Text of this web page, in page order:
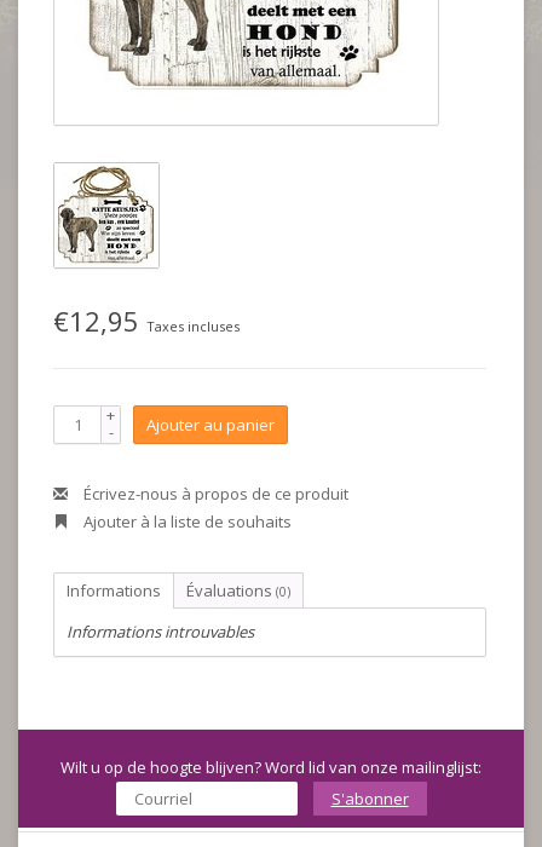
€12,95 Taxes incluses
+
- Ajouter au panier
Écrivez-nous à propos de ce produit
Ajouter à la liste de souhaits
Informations Évaluations (0)
Informations introuvables
Wilt u op de hoogte blijven? Word lid van onze mailinglijst:
S'abonner